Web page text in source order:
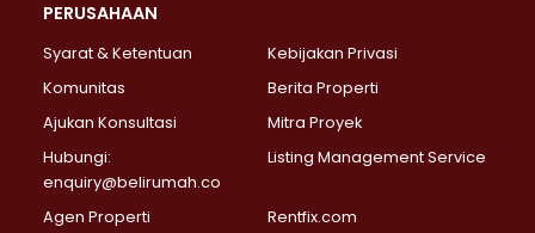
Properti Dijual di Lebak Bulus >
Properti Dijual di Gandaria Selatan >
Properti Dijual di Pondok Labu >
Properti Dijual di Lenteng Agung >
Properti Dijual di Senayan >
Properti Dijual di Pondok Pinang >
PERUSAHAAN
Syarat & Ketentuan
Kebijakan Privasi
Komunitas
Berita Properti
Ajukan Konsultasi
Mitra Proyek
Hubungi:
enquiry@belirumah.co
Listing Management Service
Agen Properti Rentfix.com